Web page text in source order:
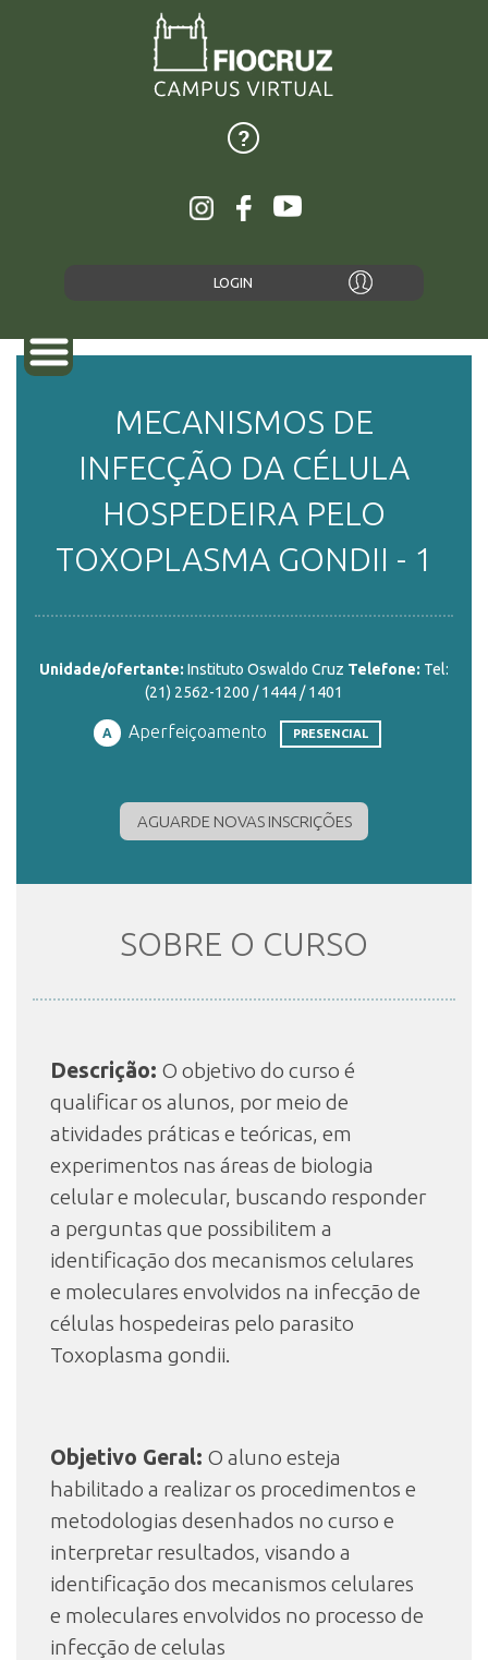
LOGIN
SOBRE
DOCENTES
CONTATO
MECANISMOS DE
INFECÇÃO DA CÉLULA
HOSPEDEIRA PELO
TOXOPLASMA GONDII - 1
Unidade/ofertante: Instituto Oswaldo Cruz Telefone: Tel:
(21) 2562-1200 / 1444 / 1401
A Aperfeiçoamento PRESENCIAL
AGUARDE NOVAS INSCRIÇÕES
SOBRE O CURSO
Descrição: O objetivo do curso é
qualificar os alunos, por meio de
atividades práticas e teóricas, em
experimentos nas áreas de biologia
celular e molecular, buscando responder
a perguntas que possibilitem a
identificação dos mecanismos celulares
e moleculares envolvidos na infecção de
células hospedeiras pelo parasito
Toxoplasma gondii.
Objetivo Geral: O aluno esteja
habilitado a realizar os procedimentos e
metodologias desenhados no curso e
interpretar resultados, visando a
identificação dos mecanismos celulares
e moleculares envolvidos no processo de
infecção de celulas